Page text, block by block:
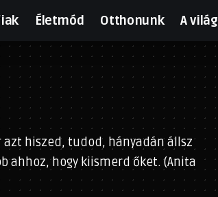
Életmód Otthonunk A világ
azt hiszed, tudod, hányadán állsz
ahhoz, hogy kiismerd őket. (Anita